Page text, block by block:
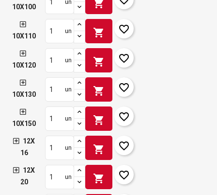
10X100
un shopping_cart
10X110
un shopping_cart favorite_border
10X120
un shopping_cart favorite_border
10X130
un shopping_cart favorite_border
10X150
un shopping_cart favorite_border
12X
16
un shopping_cart favorite_border
12X
20
un shopping_cart favorite_border